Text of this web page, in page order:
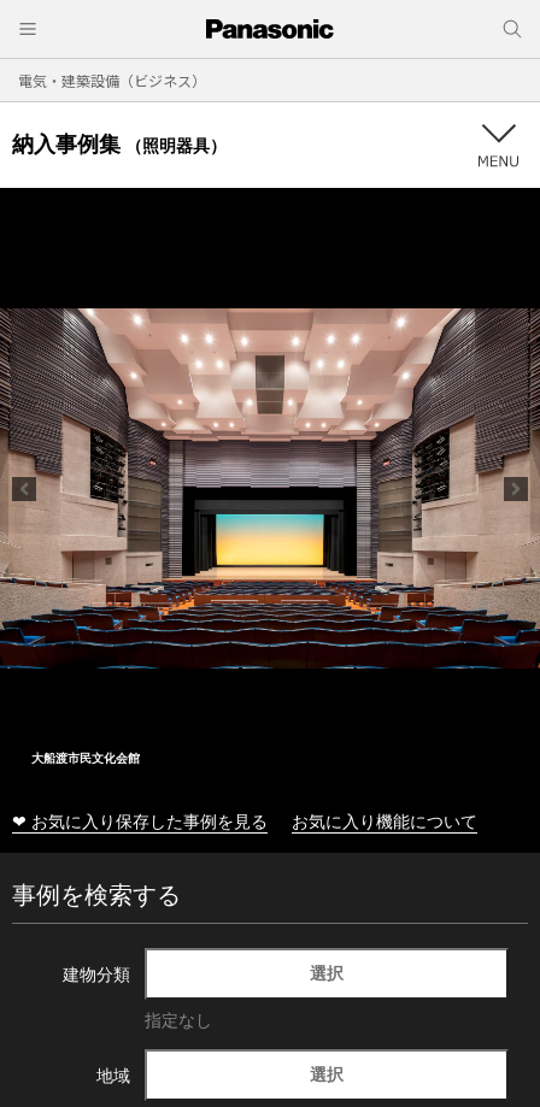
電気・建築設備（ビジネス）
納入事例集 （照明器具）
大船渡市民文化会館
❤ お気に入り保存した事例を見る お気に入り機能について
事例を検索する
建物分類 選択
指定なし
地域 選択